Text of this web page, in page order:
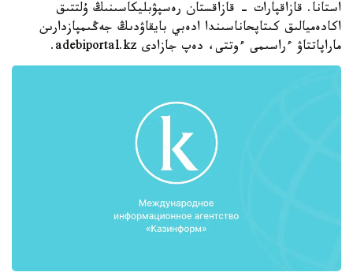
استانا. قازاقپارات - قازاقستان رەسپۋبليكاسىنىڭ ۇلتتىق
اكادەميالىق كىتاپحاناسىندا ادەبي بايقاۋدىڭ جەڭىمپازدارىن
ماراپاتتاۋ ءراسىمى ءوتتى، دەپ جازادى adebiportal.kz.